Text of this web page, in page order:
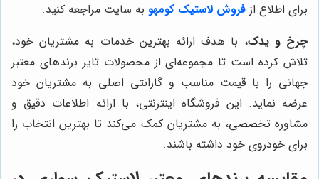
برای اطلاع از فروش لاستیک کومهو به سایت مراجعه کنید.
چرخ و یدک، با هدف ارائه بهترین خدمات به مشتریان خود،
تلاش کرده است تا مجموعه‌ای از محصولات تایر برندهای معتبر
جهانی را با قیمت مناسب و گارانتی اصلی به مشتریان خود
عرضه نماید. این فروشگاه اینترنتی، با ارائه اطلاعات دقیق و
مشاوره تخصصی، به مشتریان کمک می‌کند تا بهترین انتخاب را
برای خودروی خود داشته باشند.